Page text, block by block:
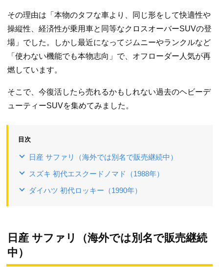
その理由は「本物のタフな車より、同じ形をして快適性や
操縦性、経済性が乗用車と同等なクロスオーバーSUVの登
場」でした。しかし最近になってジムニーやランクルなど
「使わない機能でも本物志向」で、オフローダー人気が再
燃しています。
そこで、今復活したら売れるかもしれない過去のヘビーデ
ューティーSUVを集めてみました。
目次
日産 サファリ（海外では別名で販売継続中）
スズキ 初代エスクードノマド（1988年）
ダイハツ 初代ロッキー（1990年）
日産 サファリ（海外では別名で販売継続
中）